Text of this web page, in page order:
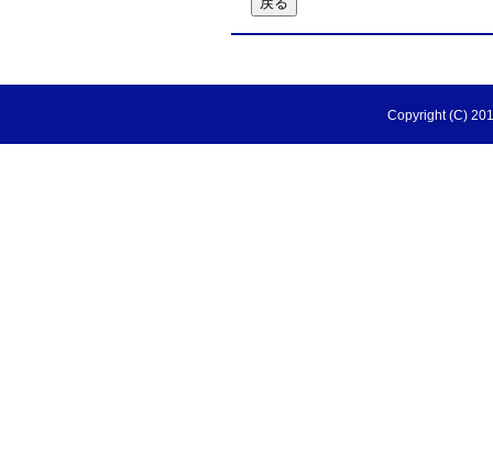
Copyright (C)